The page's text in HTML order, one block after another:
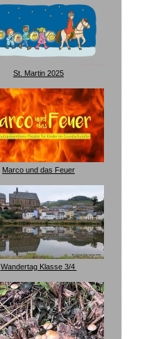
St. Martin 2025
Marco und das Feuer
Wandertag Klasse 3/4